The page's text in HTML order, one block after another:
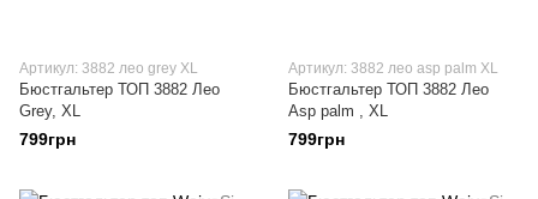
Артикул: 3882 лео grey XL
Бюстгальтер ТОП 3882 Лео
Grey, XL
799грн
Артикул: 3882 лео asp palm XL
Бюстгальтер ТОП 3882 Лео
Asp palm , XL
799грн